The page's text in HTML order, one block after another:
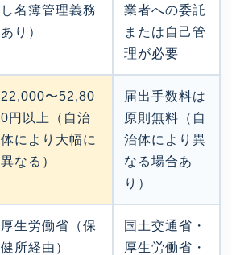
し名簿管理義務
あり）
業者への委託
または自己管
理が必要
22,000〜52,80
0円以上（自治
体により大幅に
異なる）
届出手数料は
原則無料（自
治体により異
なる場合あ
り）
厚生労働省（保
健所経由）
国土交通省・
厚生労働省・